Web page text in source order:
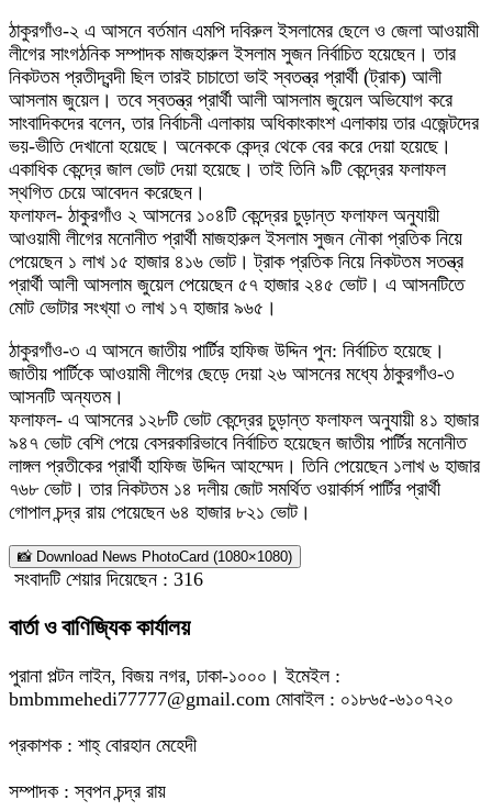
ঠাকুরগাঁও-২ এ আসনে বর্তমান এমপি দবিরুল ইসলামের ছেলে ও জেলা আওয়ামী
লীগের সাংগঠনিক সম্পাদক মাজহারুল ইসলাম সুজন নির্বাচিত হয়েছেন। তার
নিকটতম প্রতীদ্বন্দী ছিল তারই চাচাতো ভাই স্বতন্ত্র প্রার্থী (ট্রাক) আলী
আসলাম জুয়েল। তবে স্বতন্ত্র প্রার্থী আলী আসলাম জুয়েল অভিযোগ করে
সাংবাদিকদের বলেন, তার নির্বাচনী এলাকায় অধিকাংকাংশ এলাকায় তার এজেন্টদের
ভয়-ভীতি দেখানো হয়েছে। অনেককে কেন্দ্র থেকে বের করে দেয়া হয়েছে।
একাধিক কেন্দ্রে জাল ভোট দেয়া হয়েছে। তাই তিনি ৯টি কেন্দ্রের ফলাফল
স্থগিত চেয়ে আবেদন করেছেন।
ফলাফল- ঠাকুরগাঁও ২ আসনের ১০৪টি কেন্দ্রের চুড়ান্ত ফলাফল অনুযায়ী
আওয়ামী লীগের মনোনীত প্রার্থী মাজহারুল ইসলাম সুজন নৌকা প্রতিক নিয়ে
পেয়েছেন ১ লাখ ১৫ হাজার ৪১৬ ভোট। ট্রাক প্রতিক নিয়ে নিকটতম সতন্ত্র
প্রার্থী আলী আসলাম জুয়েল পেয়েছেন ৫৭ হাজার ২৪৫ ভোট। এ আসনটিতে
মোট ভোটার সংখ্যা ৩ লাখ ১৭ হাজার ৯৬৫।
ঠাকুরগাঁও-৩ এ আসনে জাতীয় পার্টির হাফিজ উদ্দিন পুন: নির্বাচিত হয়েছে।
জাতীয় পার্টিকে আওয়ামী লীগের ছেড়ে দেয়া ২৬ আসনের মধ্যে ঠাকুরগাঁও-৩
আসনটি অন্যতম।
ফলাফল- এ আসনের ১২৮টি ভোট কেন্দ্রের চুড়ান্ত ফলাফল অনুযায়ী ৪১ হাজার
৯৪৭ ভোট বেশি পেয়ে বেসরকারিভাবে নির্বাচিত হয়েছেন জাতীয় পার্টির মনোনীত
লাঙ্গল প্রতীকের প্রার্থী হাফিজ উদ্দিন আহম্মেদ। তিনি পেয়েছেন ১লাখ ৬ হাজার
৭৬৮ ভোট। তার নিকটতম ১৪ দলীয় জোট সমর্থিত ওয়ার্কার্স পার্টির প্রার্থী
গোপাল চন্দ্র রায় পেয়েছেন ৬৪ হাজার ৮২১ ভোট।
📸 Download News PhotoCard (1080×1080)
সংবাদটি শেয়ার দিয়েছেন : 316
বার্তা ও বাণিজ্যিক কার্যালয়
পুরানা পল্টন লাইন, বিজয় নগর, ঢাকা-১০০০। ইমেইল :
bmbmmehedi77777@gmail.com মোবাইল : ০১৮৬৫-৬১০৭২০
প্রকাশক : শাহ্ বোরহান মেহেদী
সম্পাদক : স্বপন চন্দ্র রায়